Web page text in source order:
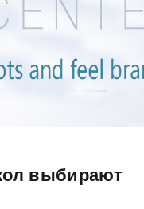
выбирают